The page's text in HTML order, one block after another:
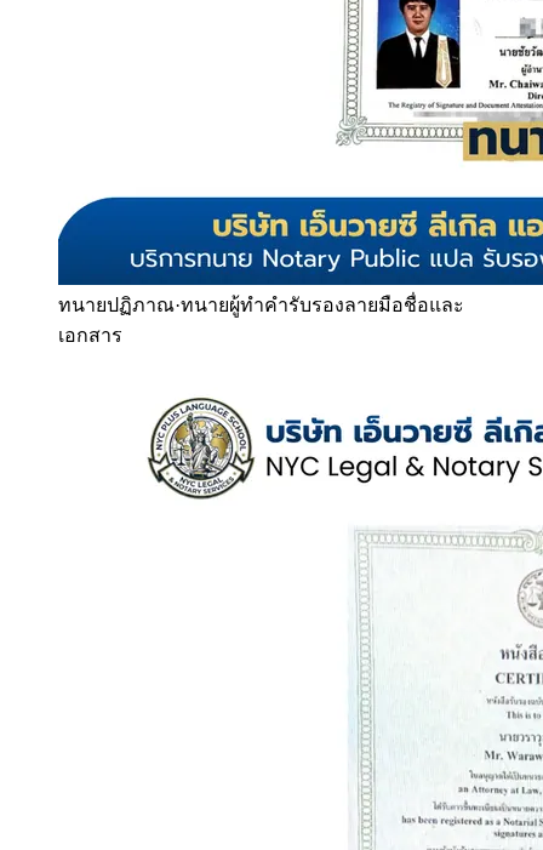
ทนายปฏิภาณ·ทนายผู้ทำคำรับรองลายมือชื่อและ
เอกสาร